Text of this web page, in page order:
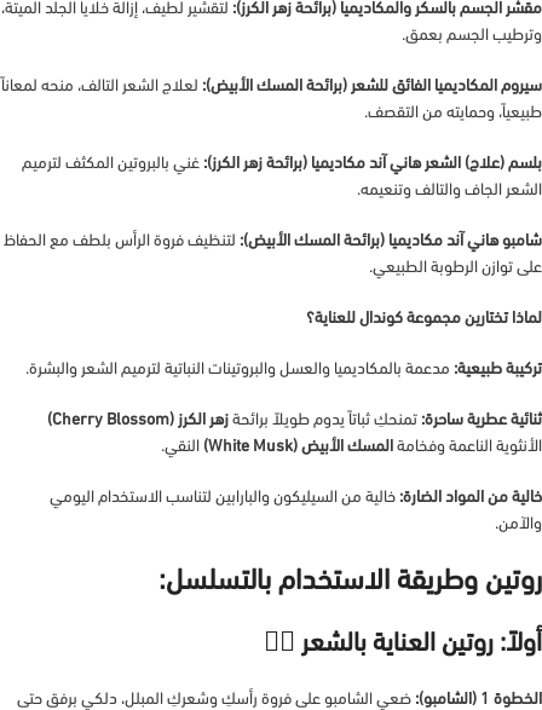
مقشر الجسم بالسكر والمكاديميا (برائحة زهر الكرز): لتقشير لطيف، إزالة خلايا الجلد الميتة،
وترطيب الجسم بعمق.
سيروم المكاديميا الفائق للشعر (برائحة المسك الأبيض): لعلاج الشعر التالف، منحه لمعاناً
طبيعياً، وحمايته من التقصف.
بلسم (علاج) الشعر هاني آند مكاديميا (برائحة زهر الكرز): غني بالبروتين المكثف لترميم
الشعر الجاف والتالف وتنعيمه.
شامبو هاني آند مكاديميا (برائحة المسك الأبيض): لتنظيف فروة الرأس بلطف مع الحفاظ
على توازن الرطوبة الطبيعي.
لماذا تختارين مجموعة كوندال للعناية؟
تركيبة طبيعية: مدعمة بالمكاديميا والعسل والبروتينات النباتية لترميم الشعر والبشرة.
ثنائية عطرية ساحرة: تمنحكِ ثباتاً يدوم طويلاً برائحة زهر الكرز (Cherry Blossom)
الأنثوية الناعمة وفخامة المسك الأبيض (White Musk) النقي.
خالية من المواد الضارة: خالية من السيليكون والبارابين لتناسب الاستخدام اليومي
والآمن.
روتين وطريقة الاستخدام بالتسلسل:
أولاً: روتين العناية بالشعر 💇‍♀️
الخطوة 1 (الشامبو):
ضعي الشامبو على فروة رأسكِ وشعركِ المبلل، دلكي برفق حتى